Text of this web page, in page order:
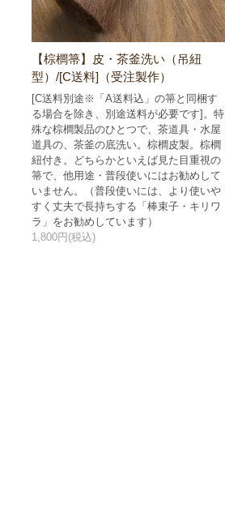
【棕櫚箒】皮・茶釜洗い（吊紐
型）/[C送料]（受注製作）
[C送料別途※「A送料込」の箒と同梱す
る場合を除き、別途送料が必要です]。特
殊な棕櫚製品のひとつで、茶道具・水屋
道具の、茶釜の底洗い。棕櫚皮製。棕櫚
紐付き。どちらかといえば見た目重視の
箒で、他用途・普段使いにはお勧めして
いません。（普段使いには、より使いや
すく丈夫で長持ちする「棒束子・キリワ
ラ」をお勧めしています）
1,800円(税込)